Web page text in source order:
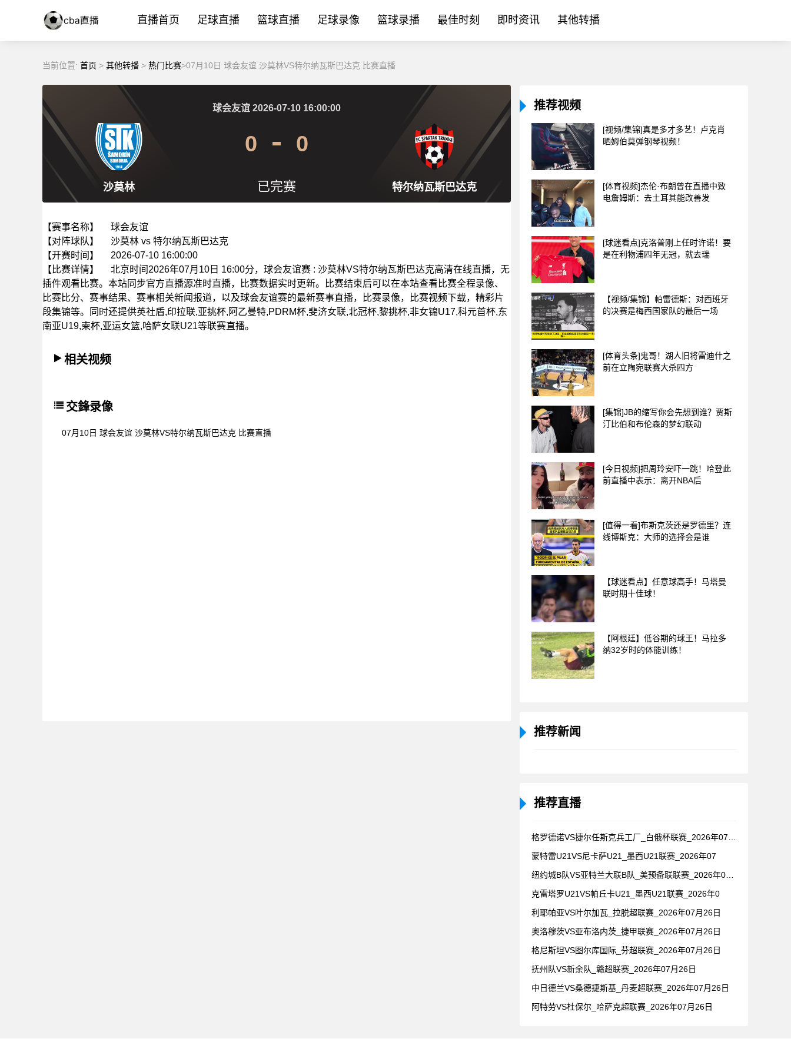
直播首页 足球直播 篮球直播 足球录像 篮球录播 最佳时刻 即时资讯 其他转播
当前位置: 首页 > 其他转播 > 热门比赛>07月10日 球会友谊 沙莫林VS特尔纳瓦斯巴达克 比赛直播
沙莫林 特尔纳瓦斯巴达克
球会友谊 2026-07-10 16:00:00
0 0
已完赛
【赛事名称】
球会友谊
【对阵球队】
沙莫林 vs 特尔纳瓦斯巴达克
【开赛时间】
2026-07-10 16:00:00
【比赛详情】
北京时间2026年07月10日 16:00分，球会友谊赛 : 沙莫林VS特尔纳瓦斯巴达克高清在线直播，无
插件观看比赛。本站同步官方直播源准时直播，比赛数据实时更新。比赛结束后可以在本站查看比赛全程录像、
比赛比分、赛事结果、赛事相关新闻报道，以及球会友谊赛的最新赛事直播，比赛录像，比赛视频下载，精彩片
段集锦等。同时还提供英社盾,印拉联,亚挑杯,阿乙曼特,PDRM杯,斐济女联,北冠杯,黎挑杯,非女锦U17,科元首杯,东
南亚U19,柬杯,亚运女篮,哈萨女联U21等联赛直播。
相关视频
交鋒录像
07月10日 球会友谊 沙莫林VS特尔纳瓦斯巴达克 比赛直播
推荐视频
[视频/集锦]真是多才多艺！卢克肖
晒姆伯莫弹钢琴视频！
[体育视频]杰伦·布朗曾在直播中致
电詹姆斯：去土耳其能改善发
[球迷看点]克洛普刚上任时许诺！要
是在利物浦四年无冠，就去瑞
【视频/集锦】帕雷德斯：对西班牙
的决赛是梅西国家队的最后一场
[体育头条]鬼哥！湖人旧将雷迪什之
前在立陶宛联赛大杀四方
[集锦]JB的缩写你会先想到谁？贾斯
汀比伯和布伦森的梦幻联动
[今日视频]把周玲安吓一跳！哈登此
前直播中表示：离开NBA后
[值得一看]布斯克茨还是罗德里？连
线博斯克：大师的选择会是谁
【球迷看点】任意球高手！马塔曼
联时期十佳球！
【阿根廷】低谷期的球王！马拉多
纳32岁时的体能训练！
推荐新闻
推荐直播
蒙特雷U21VS尼卡萨U21_墨西U21联赛_2026年07
克雷塔罗U21VS帕丘卡U21_墨西U21联赛_2026年0
利耶帕亚VS叶尔加瓦_拉脱超联赛_2026年07月26日
奥洛穆茨VS亚布洛内茨_捷甲联赛_2026年07月26日
格尼斯坦VS图尔库国际_芬超联赛_2026年07月26日
抚州队VS新余队_赣超联赛_2026年07月26日
中日德兰VS桑德捷斯基_丹麦超联赛_2026年07月26日
阿特劳VS杜保尔_哈萨克超联赛_2026年07月26日